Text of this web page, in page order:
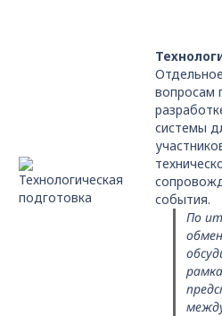
вопросам
системы
события.
По